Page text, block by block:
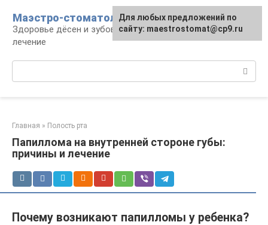
контенту
Маэстро-стоматолог
Здоровье дёсен и зубов, диагностика и
лечение
Главная » Полость рта
Папиллома на внутренней стороне губы:
причины и лечение
Почему возникают папилломы у ребенка?
Для любых предложений по
сайту: maestrostomat@cp9.ru